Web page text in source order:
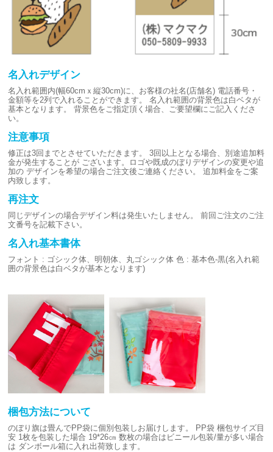
名入れデザイン
名入れ範囲内(幅60cmｘ縦30cm)に、お客様の社名(店舗名) 電話番号・
金額等を2列で入れることができます。
名入れ範囲の背景色は白ベタが
基本となります。
背景色をご指定頂く場合、ご要望欄にご記入くださ
い。
注意事項
修正は3回までとさせていただきます。
3回以上となる場合、別途追加料
金が発生することが ございます。ロゴや既成のぼりデザインの変更や追
加の デザインを希望の場合ご注文後ご連絡ください。
追加料金をご案
内致します。
再注文
同じデザインの場合デザイン料は発生いたしません。
前回ご注文のご注
文番号を記載下さい。
名入れ基本書体
フォント : ゴシック体、明朝体、丸ゴシック体 色 : 基本色-黒(名入れ範
囲の背景色は白ベタが基本となります)
梱包方法について
のぼり旗は畳んでPP袋に個別包装しお届けします。
PP袋 梱包サイズ目
安 1枚を包装した場合 19*26㎝ 数枚の場合はビニール包装/量が多い場合
は ダンボール箱に入れ出荷致します。